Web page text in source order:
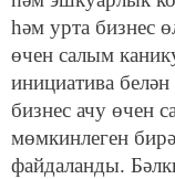
һәм урта бизнес
өчен салым
инициатива
бизнес ачу өчен
мөмкинлеген
файдаланды.